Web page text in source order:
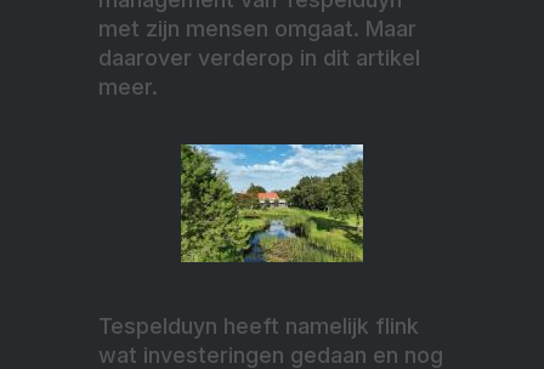
met zijn mensen omgaat. Maar
daarover verderop in dit artikel
meer.
Tespelduyn heeft namelijk flink
wat investeringen gedaan en nog